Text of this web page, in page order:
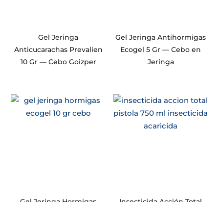
Gel Jeringa
Anticucarachas Prevalien
10 Gr — Cebo Goizper
Gel Jeringa Antihormigas
Ecogel 5 Gr — Cebo en
Jeringa